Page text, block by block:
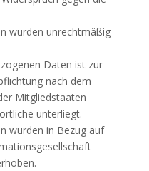
wurden unrechtmäßig
Daten ist zur
nach dem
Mitgliedstaaten
unterliegt.
wurden in Bezug auf